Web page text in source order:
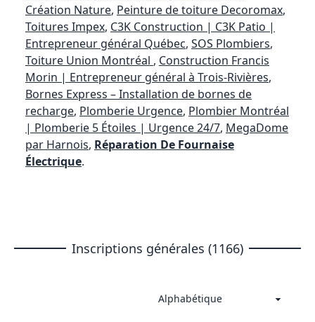
Création Nature, Peinture de toiture Decoromax,
Toitures Impex, C3K Construction | C3K Patio |
Entrepreneur général Québec, SOS Plombiers,
Toiture Union Montréal , Construction Francis
Morin | Entrepreneur général à Trois-Rivières,
Bornes Express – Installation de bornes de
recharge, Plomberie Urgence, Plombier Montréal
| Plomberie 5 Étoiles | Urgence 24/7, MegaDome
par Harnois, Réparation De Fournaise
Électrique.
Inscriptions générales (1166)